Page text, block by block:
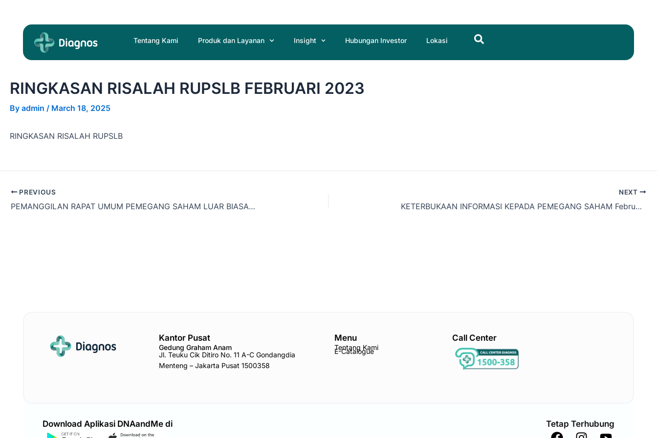
content
Tentang Kami Produk dan Layanan Insight Hubungan Investor Lokasi
RINGKASAN RISALAH RUPSLB FEBRUARI 2023
By admin / March 18, 2025
RINGKASAN RISALAH RUPSLB
PREVIOUS
PEMANGGILAN RAPAT UMUM PEMEGANG SAHAM LUAR BIASA JANUARI 2023
NEXT
KETERBUKAAN INFORMASI KEPADA PEMEGANG SAHAM Februari 2023
Kantor Pusat
Gedung Graham Anam
Jl. Teuku Cik Ditiro No. 11 A-C Gondangdia
Menteng – Jakarta Pusat 1500358
Menu
Tentang Kami
E-Catalogue
Call Center
Download Aplikasi DNAandMe di Tetap Terhubung
F I Y